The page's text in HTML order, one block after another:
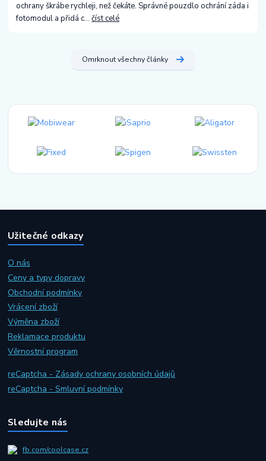
ochrany škrábe rychleji, než čekáte. Správné pouzdlo ochrání záda i
fotomodul a přidá c...číst celé
Omrknout všechny články
Užitečné odkazy
O nás
Ceny a typy dopravy
Obchodní podmínky
Vrácení zboží
Výměna zboží
Reklamace produktu
Věrnostní program
reCaptcha - Zásady ochrany osobních údajů
reCaptcha - Smluvní podmínky
Sledujte nás
fb.com/coolcase.cz